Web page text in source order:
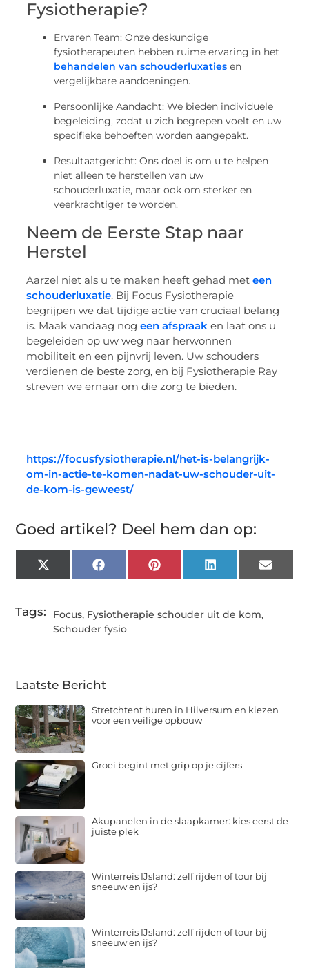
Fysiotherapie?
Ervaren Team: Onze deskundige
fysiotherapeuten hebben ruime ervaring in het
behandelen van schouderluxaties en
vergelijkbare aandoeningen.
Persoonlijke Aandacht: We bieden individuele
begeleiding, zodat u zich begrepen voelt en uw
specifieke behoeften worden aangepakt.
Resultaatgericht: Ons doel is om u te helpen
niet alleen te herstellen van uw
schouderluxatie, maar ook om sterker en
veerkrachtiger te worden.
Neem de Eerste Stap naar
Herstel
Aarzel niet als u te maken heeft gehad meteen
schouderluxatie. Bij Focus Fysiotherapie
begrijpen we dat tijdige actie van cruciaal belang
is. Maak vandaag nogeen afspraak en laat ons u
begeleiden op uw weg naar herwonnen
mobiliteit en een pijnvrij leven. Uw schouders
verdienen de beste zorg, en bij Fysiotherapie Ray
streven we ernaar om die zorg te bieden.
https://focusfysiotherapie.nl/het-is-belangrijk-
om-in-actie-te-komen-nadat-uw-schouder-uit-
de-kom-is-geweest/
Goed artikel? Deel hem dan op:
X
(Twitter)
FacebookPinterestLinkedInEmail
Tags: Focus, Fysiotherapie schouder uit de kom,
Schouder fysio
Laatste Bericht
Stretchtent huren in Hilversum en kiezen
voor een veilige opbouw
Groei begint met grip op je cijfers
Akupanelen in de slaapkamer: kies eerst de
juiste plek
Winterreis IJsland: zelf rijden of tour bij
sneeuw en ijs?
Winterreis IJsland: zelf rijden of tour bij
sneeuw en ijs?